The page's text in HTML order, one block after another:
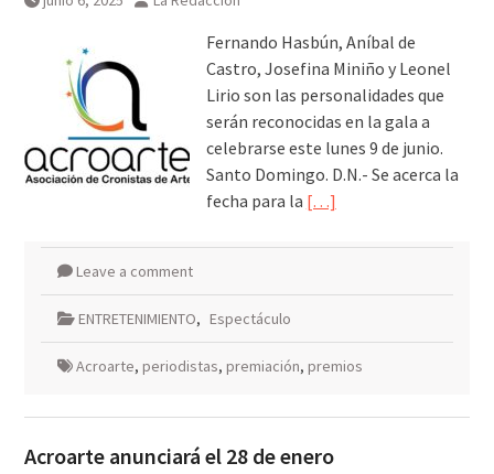
Fernando Hasbún, Aníbal de
Castro, Josefina Miniño y Leonel
Lirio son las personalidades que
serán reconocidas en la gala a
celebrarse este lunes 9 de junio.
Santo Domingo. D.N.- Se acerca la
fecha para la […]
Leave a comment
ENTRETENIMIENTO, Espectáculo
Acroarte, periodistas, premiación, premios
Acroarte anunciará el 28 de enero